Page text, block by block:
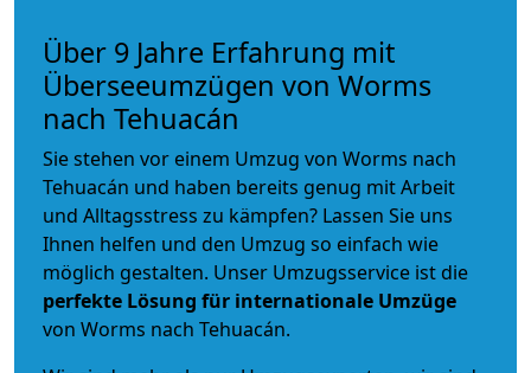
Über 9 Jahre Erfahrung mit
Überseeumzügen von Worms
nach Tehuacán
Sie stehen vor einem Umzug von Worms nach
Tehuacán und haben bereits genug mit Arbeit
und Alltagsstress zu kämpfen? Lassen Sie uns
Ihnen helfen und den Umzug so einfach wie
möglich gestalten. Unser Umzugsservice ist die
perfekte Lösung für internationale Umzüge
von Worms nach Tehuacán.